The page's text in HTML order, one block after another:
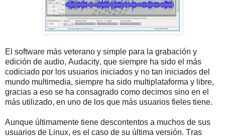
El software más veterano y simple para la grabación y
edición de audio, Audacity, que siempre ha sido el más
codiciado por los usuarios iniciados y no tan iniciados del
mundo multimedia, siempre ha sido multiplataforma y libre,
gracias a eso se ha consagrado como decimos sino en el
más utilizado, en uno de los que más usuarios fieles tiene.
Aunque últimamente tiene descontentos a muchos de sus
usuarios de Linux, es el caso de su última versión. Tras